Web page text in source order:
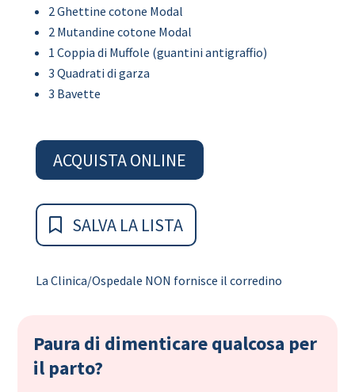
2 Ghettine cotone Modal
2 Mutandine cotone Modal
1 Coppia di Muffole (guantini antigraffio)
3 Quadrati di garza
3 Bavette
ACQUISTA ONLINE
SALVA LA LISTA
La Clinica/Ospedale NON fornisce il corredino
Paura di dimenticare qualcosa per
il parto?